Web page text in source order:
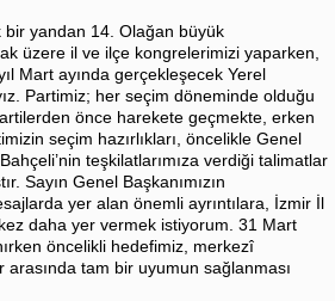
bir yandan 14. Olağan büyük
üzere il ve ilçe kongrelerimizi yaparken,
Mart ayında gerçekleşecek Yerel
Partimiz; her seçim döneminde olduğu
önce harekete geçmekte, erken
seçim hazırlıkları, öncelikle Genel
teşkilatlarımıza verdiği talimatlar
Sayın Genel Başkanımızın
yer alan önemli ayrıntılara, İzmir İl
daha yer vermek istiyorum. 31 Mart
öncelikli hedefimiz, merkezî
tam bir uyumun sağlanması